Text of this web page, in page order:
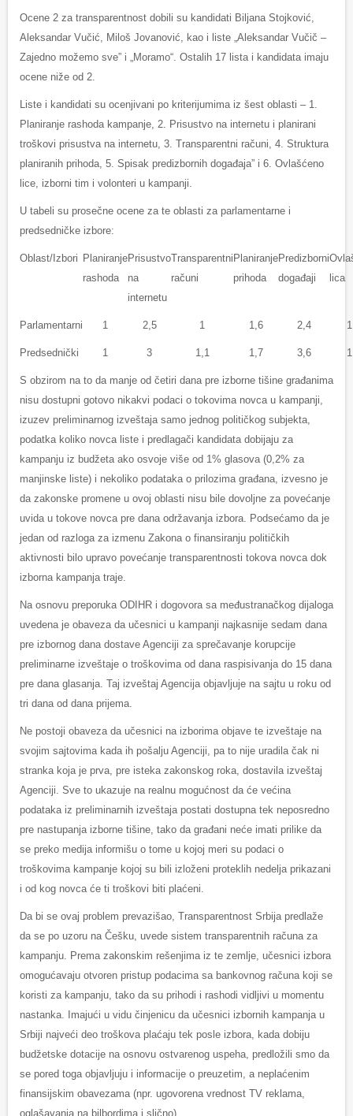
Ocene 2 za transparentnost dobili su kandidati Biljana Stojković,
Aleksandar Vučić, Miloš Jovanović, kao i liste „Aleksandar Vučič –
Zajedno možemo sve” i „Moramo“. Ostalih 17 lista i kandidata imaju
ocene niže od 2.
Liste i kandidati su ocenjivani po kriterijumima iz šest oblasti – 1.
Planiranje rashoda kampanje, 2. Prisustvo na internetu i planirani
troškovi prisustva na internetu, 3. Transparentni računi, 4. Struktura
planiranih prihoda, 5. Spisak predizbornih događaja” i 6. Ovlašćeno
lice, izborni tim i volonteri u kampanji.
U tabeli su prosečne ocene za te oblasti za parlamentarne i
predsedničke izbore:
Oblast/Izbori Planiranje
rashoda
Prisustvo
na
internetu
Transparentni
računi
Planiranje
prihoda
Predizborni
događaji
lica
Parlamentarni 1 2,5 1 1,6 2,4
Predsednički 1 3 1,1 1,7 3,6
S obzirom na to da manje od četiri dana pre izborne tišine građanima
nisu dostupni gotovo nikakvi podaci o tokovima novca u kampanji,
izuzev preliminarnog izveštaja samo jednog političkog subjekta,
podatka koliko novca liste i predlagači kandidata dobijaju za
kampanju iz budžeta ako osvoje više od 1% glasova (0,2% za
manjinske liste) i nekoliko podataka o prilozima građana, izvesno je
da zakonske promene u ovoj oblasti nisu bile dovoljne za povećanje
uvida u tokove novca pre dana održavanja izbora. Podsećamo da je
jedan od razloga za izmenu Zakona o finansiranju političkih
aktivnosti bilo upravo povećanje transparentnosti tokova novca dok
izborna kampanja traje.
Na osnovu preporuka ODIHR i dogovora sa međustranačkog dijaloga
uvedena je obaveza da učesnici u kampanji najkasnije sedam dana
pre izbornog dana dostave Agenciji za sprečavanje korupcije
preliminarne izveštaje o troškovima od dana raspisivanja do 15 dana
pre dana glasanja. Taj izveštaj Agencija objavljuje na sajtu u roku od
tri dana od dana prijema.
Ne postoji obaveza da učesnici na izborima objave te izveštaje na
svojim sajtovima kada ih pošalju Agenciji, pa to nije uradila čak ni
stranka koja je prva, pre isteka zakonskog roka, dostavila izveštaj
Agenciji. Sve to ukazuje na realnu mogućnost da će većina
podataka iz preliminarnih izveštaja postati dostupna tek neposredno
pre nastupanja izborne tišine, tako da građani neće imati prilike da
se preko medija informišu o tome u kojoj meri su podaci o
troškovima kampanje kojoj su bili izloženi proteklih nedelja prikazani
i od kog novca će ti troškovi biti plaćeni.
Da bi se ovaj problem prevazišao, Transparentnost Srbija predlaže
da se po uzoru na Češku, uvede sistem transparentnih računa za
kampanju. Prema zakonskim rešenjima iz te zemlje, učesnici izbora
omogućavaju otvoren pristup podacima sa bankovnog računa koji se
koristi za kampanju, tako da su prihodi i rashodi vidljivi u momentu
nastanka. Imajući u vidu činjenicu da učesnici izbornih kampanja u
Srbiji najveći deo troškova plaćaju tek posle izbora, kada dobiju
budžetske dotacije na osnovu ostvarenog uspeha, predložili smo da
se pored toga objavljuju i informacije o preuzetim, a neplaćenim
finansijskim obavezama (npr. ugovorena vrednost TV reklama,
oglašavanja na bilbordima i slično).